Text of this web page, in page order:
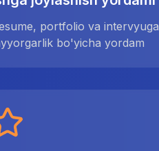
portfolio va intervyuga
bo'yicha yordam